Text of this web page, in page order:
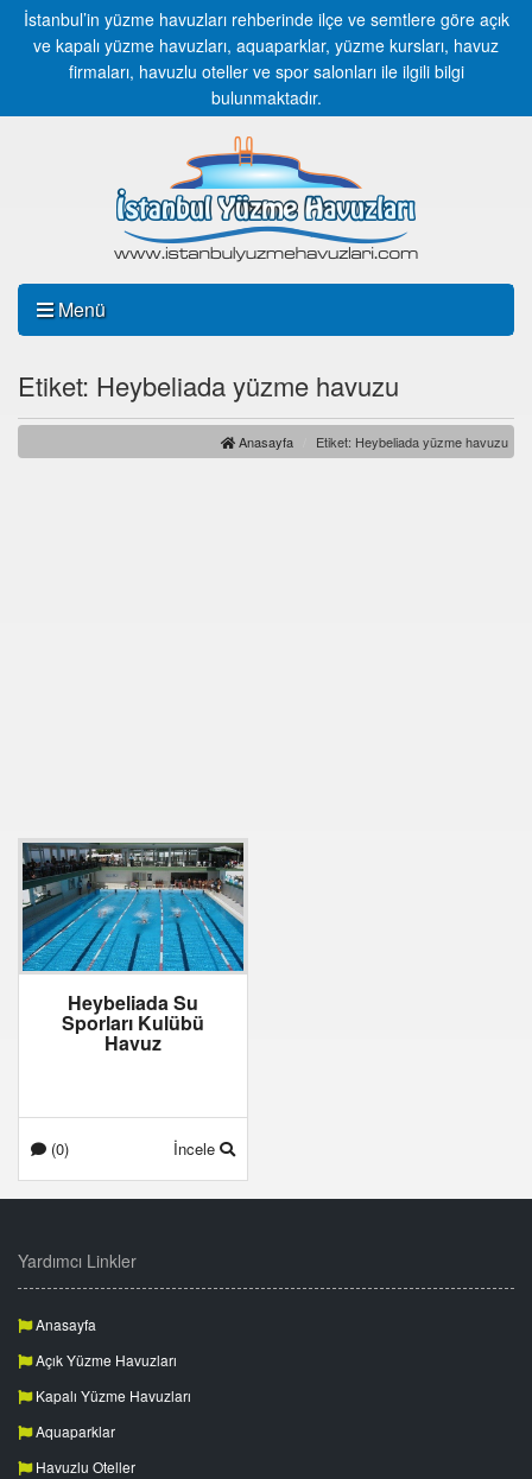
İstanbul’in yüzme havuzları rehberinde ilçe ve semtlere göre açık
ve kapalı yüzme havuzları, aquaparklar, yüzme kursları, havuz
firmaları, havuzlu oteller ve spor salonları ile ilgili bilgi
bulunmaktadır.
Menü
Etiket: Heybeliada yüzme havuzu
Anasayfa Etiket: Heybeliada yüzme havuzu
Heybeliada Su
Sporları Kulübü
Havuz
(0) İncele
Yardımcı Linkler
Anasayfa
Açık Yüzme Havuzları
Kapalı Yüzme Havuzları
Aquaparklar
Havuzlu Oteller